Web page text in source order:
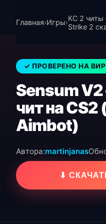
Главная›Игры›КС 2 читы
Strike 2
✓ ПРОВЕРЕНО НА
Sensum
чит на
Aimbot)
Автора:martinjanas
⬇